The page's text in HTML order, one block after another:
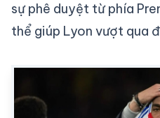
sự phê duyệt từ phía
thể giúp Lyon vượt qua